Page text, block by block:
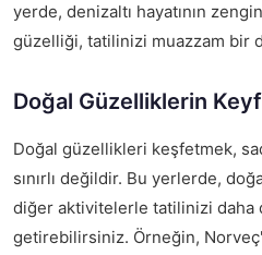
yerde, denizaltı hayatının
güzelliği, tatilinizi muazzam bir
Doğal Güzelliklerin
Doğal güzellikleri keşfetmek,
sınırlı değildir. Bu yerlerde,
diğer aktivitelerle tatilinizi daha
getirebilirsiniz. Örneğin,